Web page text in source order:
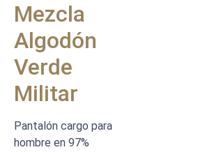
Mezcla
Algodón
Verde
Militar
Pantalón cargo para
hombre en 97%